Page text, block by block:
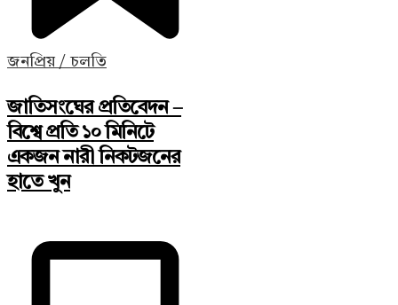
জনপ্রিয় / চলতি
জাতিসংঘের প্রতিবেদন –
বিশ্বে প্রতি ১০ মিনিটে
একজন নারী নিকটজনের
হাতে খুন